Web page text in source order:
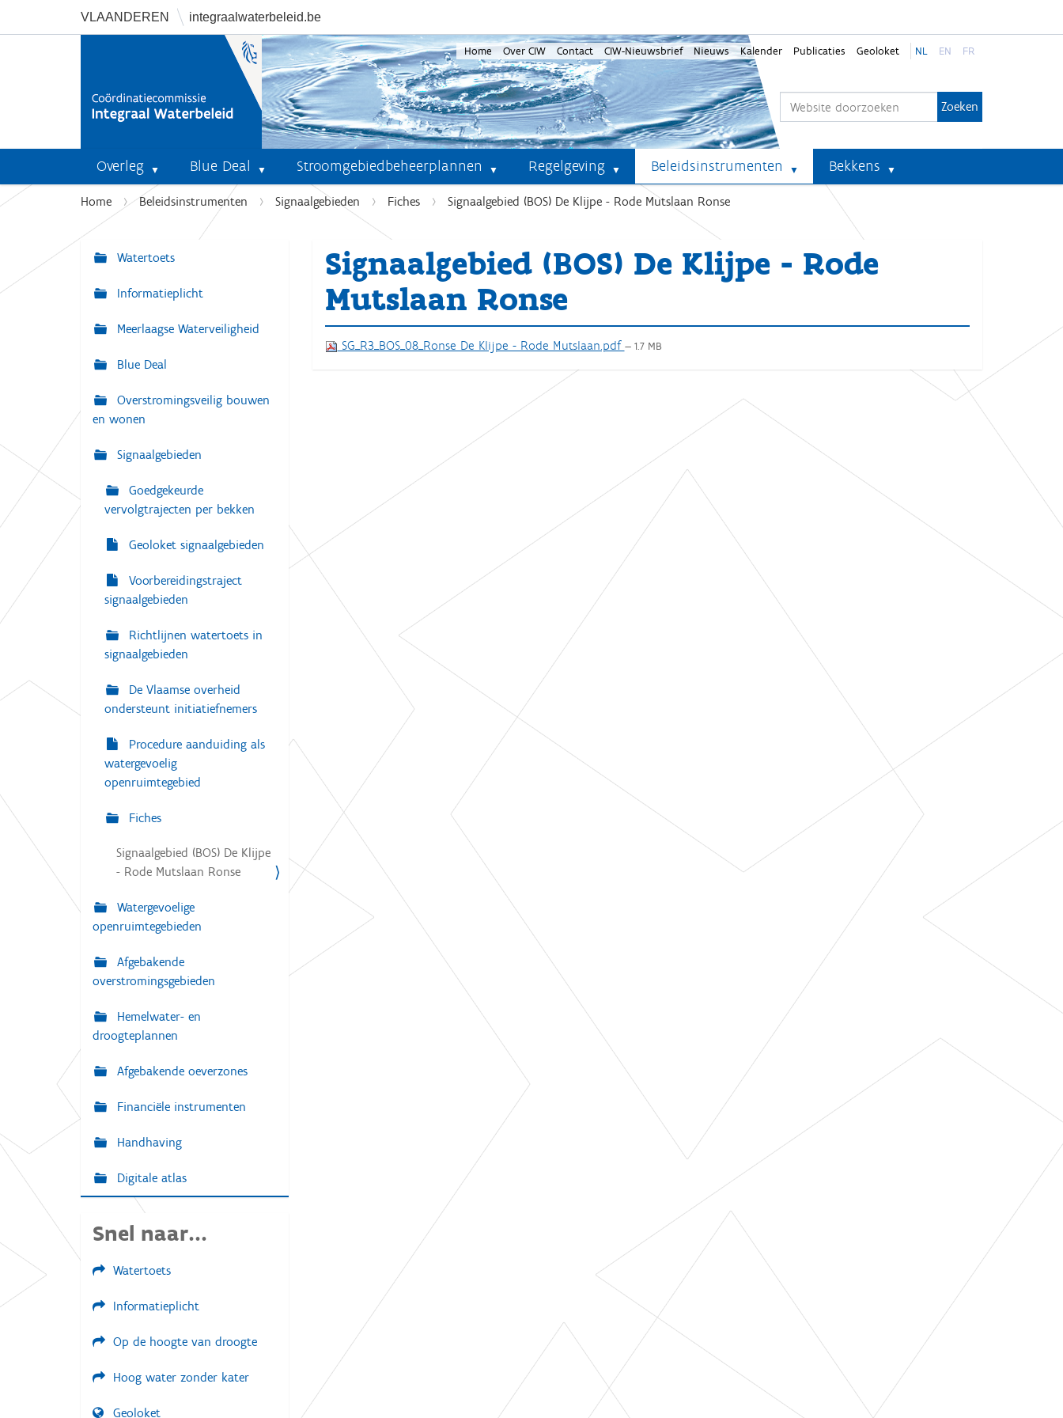
VLAANDEREN integraalwaterbeleid.be
Home Over CIW Contact CIW-Nieuwsbrief Nieuws Kalender Publicaties Geoloket NL EN FR
Overleg Blue Deal Stroomgebiedbeheerplannen Regelgeving Beleidsinstrumenten Bekkens
U
e
Home Beleidsinstrumenten Signaalgebieden Fiches Signaalgebied (BOS) De Klijpe - Rode Mutslaan Ronse
Signaalgebied (BOS) De Klijpe - Rode
Mutslaan Ronse
SG_R3_BOS_08_Ronse De Klijpe - Rode Mutslaan.pdf — 1.7 MB
N
a
i
g
t
i
e
Watertoets
Informatieplicht
Meerlaagse Waterveiligheid
Blue Deal
Overstromingsveilig bouwen
en wonen
Signaalgebieden
Goedgekeurde
vervolgtrajecten per bekken
Geoloket signaalgebieden
Voorbereidingstraject
signaalgebieden
Richtlijnen watertoets in
signaalgebieden
De Vlaamse overheid
ondersteunt initiatiefnemers
Procedure aanduiding als
watergevoelig
openruimtegebied
Fiches
Signaalgebied (BOS) De Klijpe
- Rode Mutslaan Ronse
Watergevoelige
openruimtegebieden
Afgebakende
overstromingsgebieden
Hemelwater- en
droogteplannen
Afgebakende oeverzones
Financiële instrumenten
Handhaving
Digitale atlas
Snel naar...
Watertoets
Informatieplicht
Op de hoogte van droogte
Hoog water zonder kater
Geoloket